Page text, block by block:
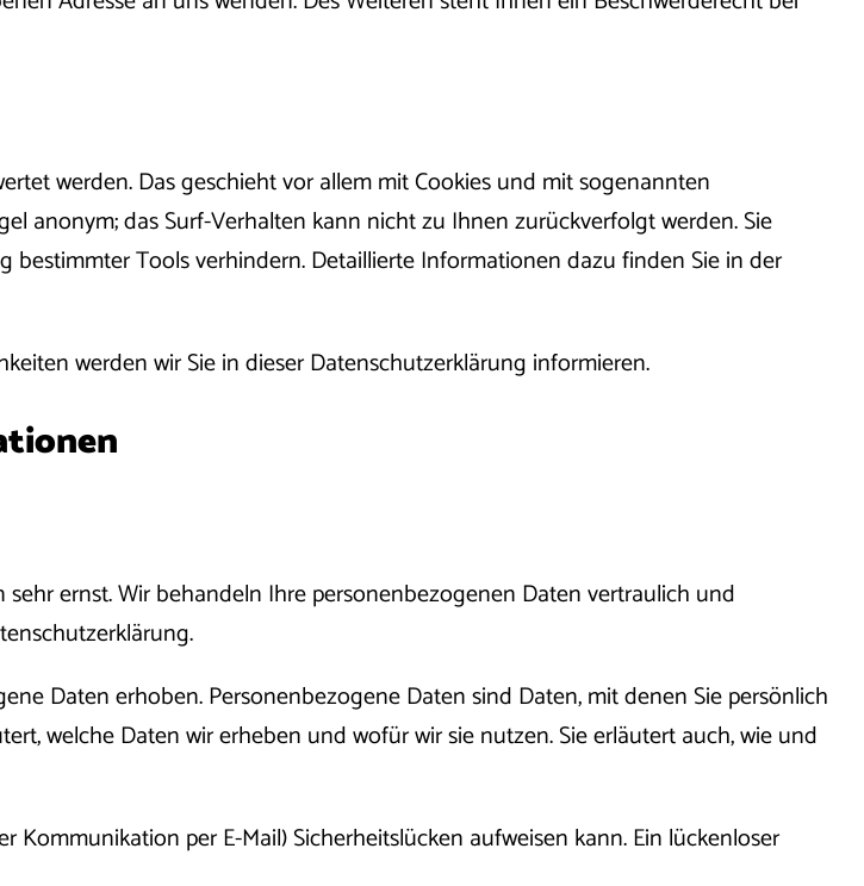
werden. Das geschieht vor allem mit Cookies und mit sogenannten
anonym; das Surf-Verhalten kann nicht zu Ihnen zurückverfolgt werden. Sie
Tools verhindern. Detaillierte Informationen dazu finden Sie in der
werden wir Sie in dieser Datenschutzerklärung informieren.
ernst. Wir behandeln Ihre personenbezogenen Daten vertraulich und
Daten erhoben. Personenbezogene Daten sind Daten, mit denen Sie persönlich
welche Daten wir erheben und wofür wir sie nutzen. Sie erläutert auch, wie und
per E-Mail) Sicherheitslücken aufweisen kann. Ein lückenloser